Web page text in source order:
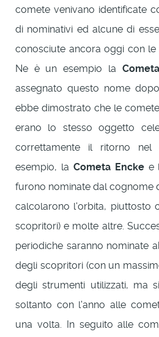
comete venivano identificate
di nominativi ed alcune di
conosciute ancora oggi con le
Ne è un esempio la
assegnato questo nome
ebbe dimostrato che le comete
erano lo stesso oggetto
correttamente il ritorno nel
esempio, la Cometa Enckee
furono nominate dal cognome
calcolarono l'orbita, piuttosto
scopritori) e molte altre.
periodiche saranno nominate
degli scopritori (con un
degli strumenti utilizzati, ma
soltanto con l'anno alle
una volta. In seguito alle